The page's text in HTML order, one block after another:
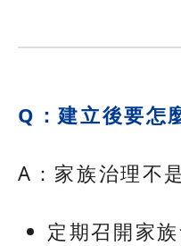
Q：建立後要怎
A：家族治理不
定期召開家